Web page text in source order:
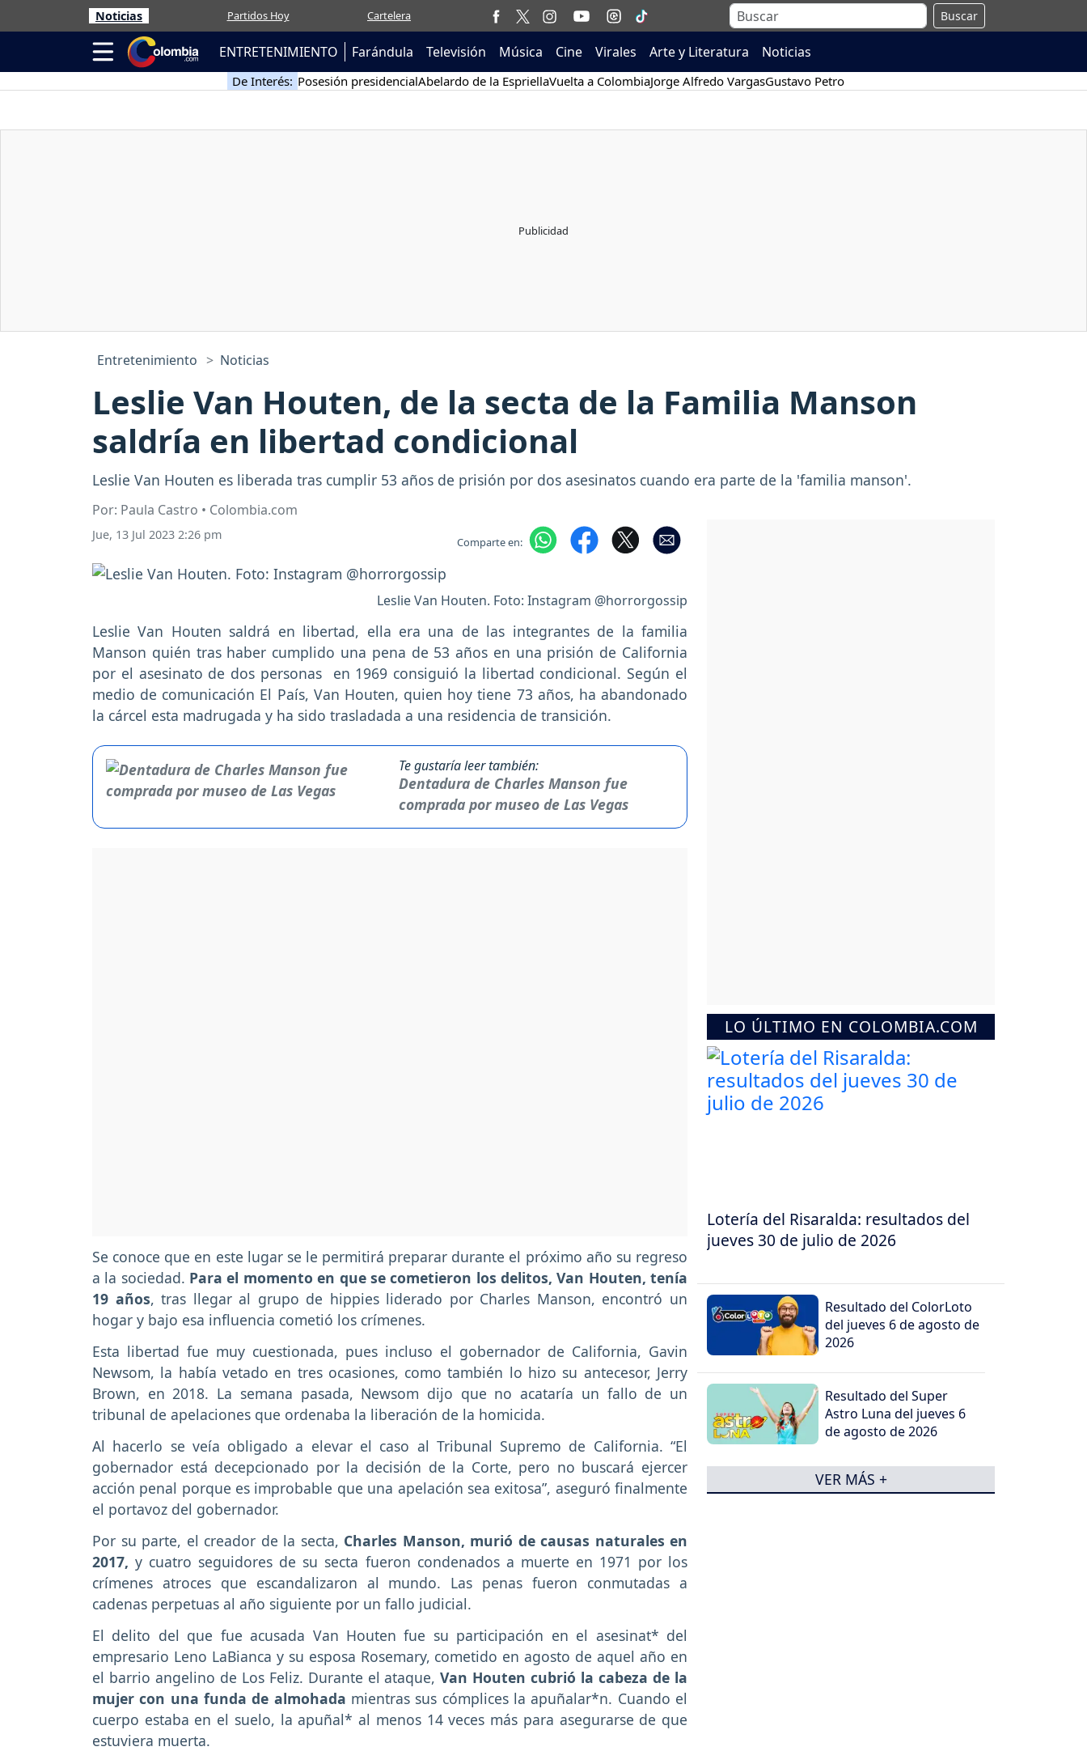
Noticias Partidos Hoy Cartelera Buscar
ENTRETENIMIENTO Farándula Televisión Música Cine Virales Arte y Literatura Noticias
De Interés: Posesión presidencialAbelardo de la EspriellaVuelta a ColombiaJorge Alfredo VargasGustavo Petro
Entretenimiento Noticias
Leslie Van Houten, de la secta de la Familia Manson
saldría en libertad condicional
Leslie Van Houten es liberada tras cumplir 53 años de prisión por dos asesinatos cuando era parte de la 'familia manson'.
Por: Paula Castro • Colombia.com
Jue, 13 Jul 2023 2:26 pm Comparte en:
Leslie Van Houten. Foto: Instagram @horrorgossip
Leslie Van Houten saldrá en libertad, ella era una de las integrantes de la familia
Manson quién tras haber cumplido una pena de 53 años en una prisión de California
por el asesinato de dos personas en 1969 consiguió la libertad condicional. Según el
medio de comunicación El País, Van Houten, quien hoy tiene 73 años, ha abandonado
la cárcel esta madrugada y ha sido trasladada a una residencia de transición.
Te gustaría leer también:
Dentadura de Charles Manson fue
comprada por museo de Las Vegas
Se conoce que en este lugar se le permitirá preparar durante el próximo año su regreso
a la sociedad. Para el momento en que se cometieron los delitos, Van Houten, tenía
19 años, tras llegar al grupo de hippies liderado por Charles Manson, encontró un
hogar y bajo esa influencia cometió los crímenes.
Esta libertad fue muy cuestionada, pues incluso el gobernador de California, Gavin
Newsom, la había vetado en tres ocasiones, como también lo hizo su antecesor, Jerry
Brown, en 2018. La semana pasada, Newsom dijo que no acataría un fallo de un
tribunal de apelaciones que ordenaba la liberación de la homicida.
Al hacerlo se veía obligado a elevar el caso al Tribunal Supremo de California. “El
gobernador está decepcionado por la decisión de la Corte, pero no buscará ejercer
acción penal porque es improbable que una apelación sea exitosa”, aseguró finalmente
el portavoz del gobernador.
Por su parte, el creador de la secta, Charles Manson, murió de causas naturales en
2017, y cuatro seguidores de su secta fueron condenados a muerte en 1971 por los
crímenes atroces que escandalizaron al mundo. Las penas fueron conmutadas a
cadenas perpetuas al año siguiente por un fallo judicial.
El delito del que fue acusada Van Houten fue su participación en el asesinat* del
empresario Leno LaBianca y su esposa Rosemary, cometido en agosto de aquel año en
el barrio angelino de Los Feliz. Durante el ataque,Van Houten cubrió la cabeza de la
mujer con una funda de almohada mientras sus cómplices la apuñalar*n. Cuando el
cuerpo estaba en el suelo, la apuñal* al menos 14 veces más para asegurarse de que
estuviera muerta.
LO ÚLTIMO EN COLOMBIA.COM
Lotería del Risaralda: resultados del
jueves 30 de julio de 2026
Resultado del ColorLoto
del jueves 6 de agosto de
2026
Resultado del Super
Astro Luna del jueves 6
de agosto de 2026
VER MÁS +